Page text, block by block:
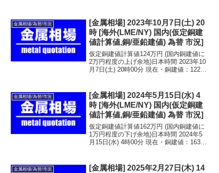
金属相場/為替/市況
[金属相場] 2023年10月7日(土) 20
時 [海外(LME/NY) 国内(仮定銅建
値計算値,銅/亜鉛建値) 為替 市況]
仮定銅建値計算値124万円 (国内銅建値に
2万円程度の上げ余地)日本時間 2023年10
月7日(土) 20時00分 現在・銅建値：122万
銅：...
金属相場/為替/市況
[金属相場] 2024年5月15日(水) 4
時 [海外(LME/NY) 国内(仮定銅建
値計算値,銅/亜鉛建値) 為替 市況]
仮定銅建値計算値162万円 (国内銅建値に
1万円程度の下げ余地)日本時間 2024年5
月15日(水) 4時00分 現在・銅建値：163万
銅：1...
金属相場/為替/市況
[金属相場] 2025年2月27日(木) 14